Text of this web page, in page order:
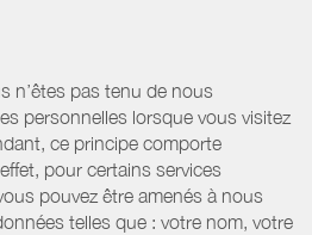
n’êtes pas tenu de nous
personnelles lorsque vous visitez
ce principe comporte
pour certains services
pouvez être amenés à nous
telles que : votre nom, votre